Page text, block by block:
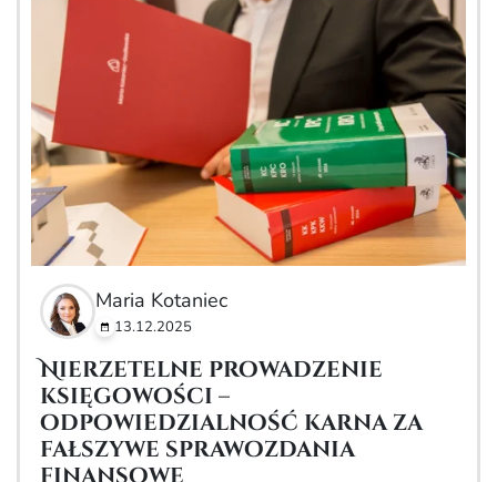
Maria Kotaniec
13.12.2025
Nierzetelne prowadzenie
księgowości –
odpowiedzialność karna za
fałszywe sprawozdania